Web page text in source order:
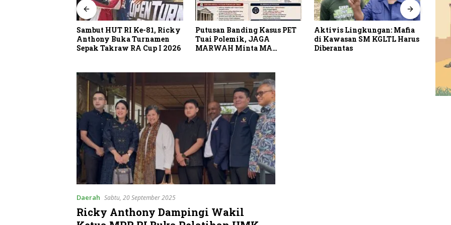
Sambut HUT RI Ke-81, Ricky
Anthony Buka Turnamen
Sepak Takraw RA Cup I 2026
Putusan Banding Kasus PET
Tuai Polemik, JAGA
MARWAH Minta MA
Aktivis Lingkungan: Mafia
di Kawasan SM KGLTL Harus
Diberantas
Daerah Sabtu, 20 September 2025
Ricky Anthony Dampingi Wakil